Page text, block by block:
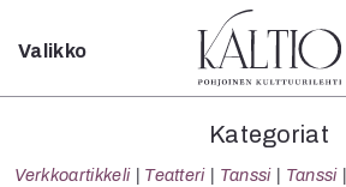
Sulje
Kategoriat
Verkkoartikkeli
Valikko
Kategoriat
Verkkoartikkeli Teatteri Tanssi Tanssi